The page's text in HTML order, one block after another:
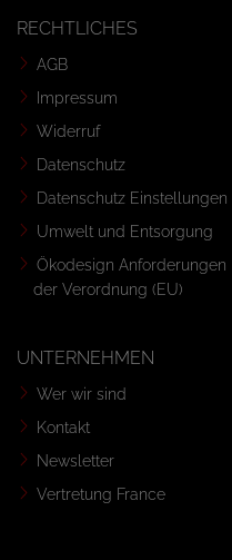
RECHTLICHES
AGB
Impressum
Widerruf
Datenschutz
Datenschutz Einstellungen
Umwelt und Entsorgung
Ökodesign Anforderungen
der Verordnung (EU)
UNTERNEHMEN
Wer wir sind
Kontakt
Newsletter
Vertretung France